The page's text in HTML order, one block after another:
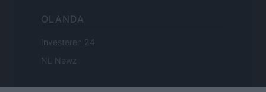
OLANDA
Investeren 24
NL Newz